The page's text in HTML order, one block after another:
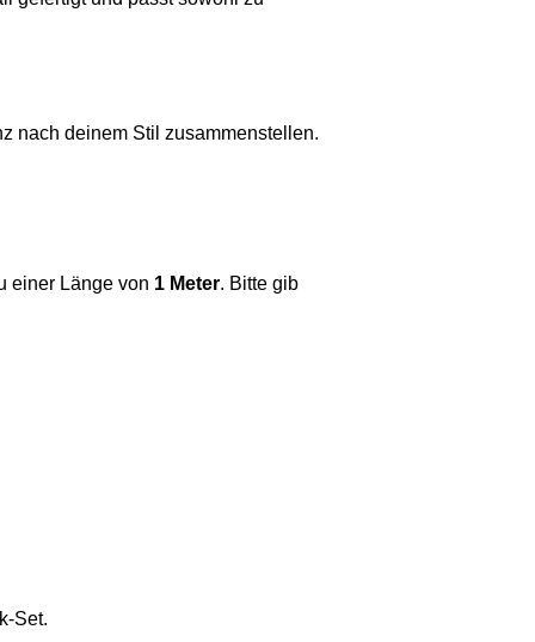
nach deinem Stil zusammenstellen.
einer Länge von 1 Meter. Bitte gib
Set.